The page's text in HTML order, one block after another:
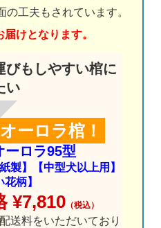
工夫もされています。
けとなります。
びもしやすい棺に
い
ーロラ棺！
ロラ95型
製】【中型犬以上用】
花柄】
¥7,810 （税込）
送料をいただいており